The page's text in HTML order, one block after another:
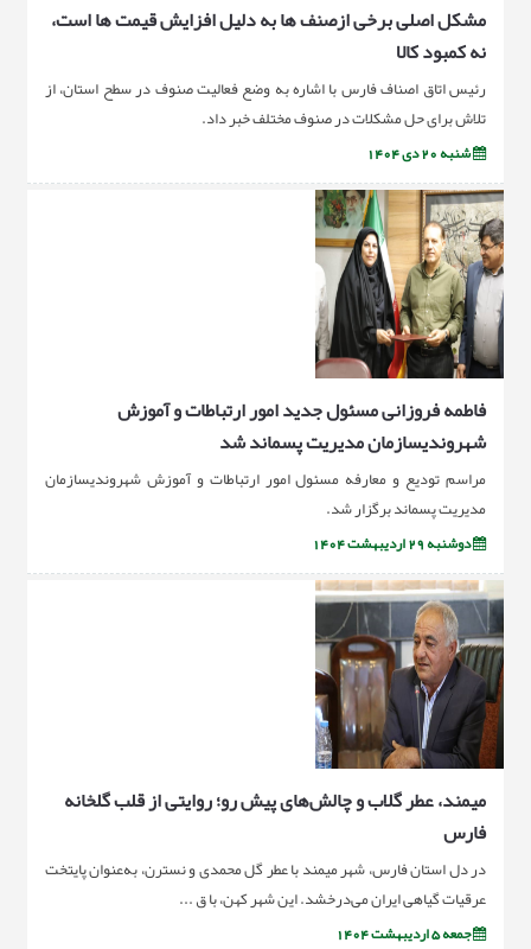
مشکل اصلی برخی ازصنف ها به دلیل افزایش قیمت ها است،
نه کمبود کالا
رئیس اتاق اصناف فارس با اشاره به وضع فعالیت صنوف در سطح استان، از
تلاش برای حل مشکلات در صنوف مختلف خبر داد.
شنبه 20 دی 1404
فاطمه فروزانی مسئول جدید امور ارتباطات و آموزش
شهروندیسازمان مدیریت پسماند شد
مراسم تودیع و معارفه مسئول امور ارتباطات و آموزش شهروندیسازمان
مدیریت پسماند برگزار شد.
دوشنبه 29 اردیبهشت 1404
میمند، عطر گلاب و چالش‌های پیش رو؛ روایتی از قلب گلخانه
فارس
در دل استان فارس، شهر میمند با عطر گل محمدی و نسترن، به‌عنوان پایتخت
عرقیات گیاهی ایران می‌درخشد. این شهر کهن، با ق ...
جمعه 5 اردیبهشت 1404